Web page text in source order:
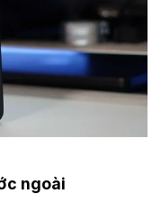
ngoài